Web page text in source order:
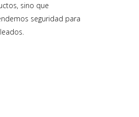
sino que
seguridad para